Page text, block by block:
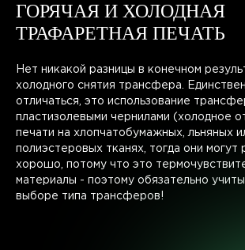
ГОРЯЧАЯ И ХОЛОДНАЯ
ТРАФАРЕТНАЯ ПЕЧАТЬ
Нет никакой разницы в конечном
холодного снятия трансфера.
отличаться, это использование
пластизолевыми чернилами (холодное
печати на хлопчатобумажных, льняных
полиэстеровых тканях, тогда они могут
хорошо, потому что это
материалы - поэтому обязательно
выборе типа трансферов!